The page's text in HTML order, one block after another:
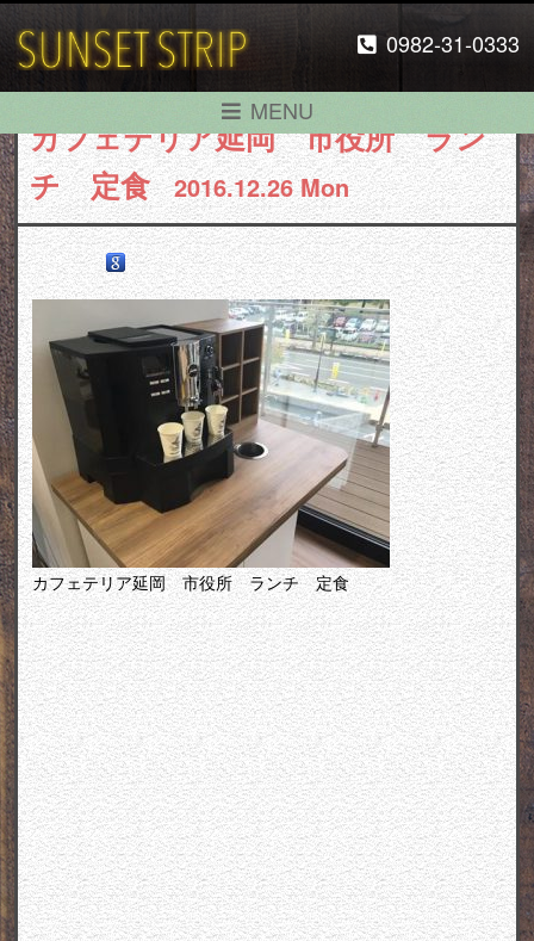
0982-31-0333
MENU
カフェテリア延岡 市役所 ラン
チ 定食
2016.12.26 Mon
カフェテリア延岡 市役所 ランチ 定食